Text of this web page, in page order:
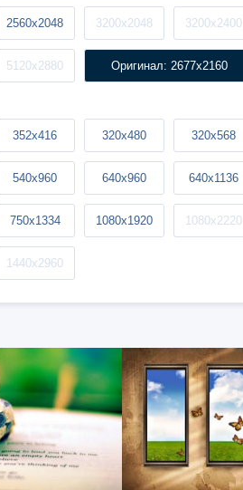
2560x2048 3200x2048 3200x2400
5120x2880 Оригинал: 2677x2160
352x416 320x480 320x568
540x960 640x960 640x1136
750x1334 1080x1920 1080x2220
1440x2960